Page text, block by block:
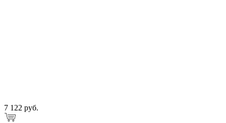
7 122 руб.